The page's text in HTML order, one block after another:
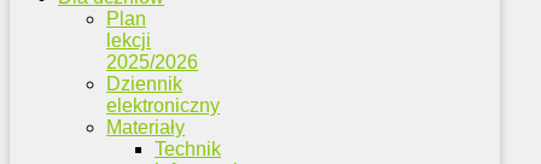
Plan
lekcji
2025/2026
Dziennik
elektroniczny
Materiały
Technik